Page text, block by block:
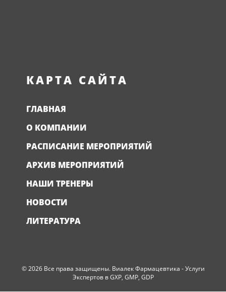
КАРТА САЙТА
ГЛАВНАЯ
О КОМПАНИИ
РАСПИСАНИЕ МЕРОПРИЯТИЙ
АРХИВ МЕРОПРИЯТИЙ
НАШИ ТРЕНЕРЫ
НОВОСТИ
ЛИТЕРАТУРА
© 2026 Все права защищены. Виалек Фармацевтика - Услуги
Экспертов в GXP, GMP, GDP